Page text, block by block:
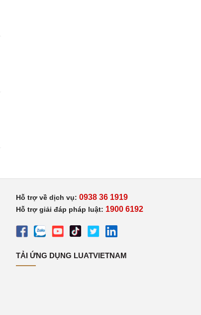
Hỗ trợ về dịch vụ: 0938 36 1919
Hỗ trợ giải đáp pháp luật: 1900 6192
TẢI ỨNG DỤNG LUATVIETNAM